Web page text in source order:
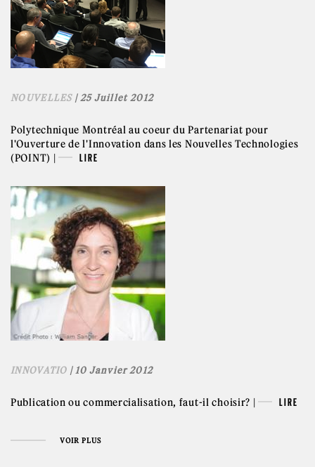
NOUVELLES| 25 Juillet 2012
Polytechnique Montréal au coeur du Partenariat pour
l'Ouverture de l'Innovation dans les Nouvelles Technologies
(POINT) |
LIRE
INNOVATIO | 10 Janvier 2012
Publication ou commercialisation, faut-il choisir? | LIRE
VOIR PLUS